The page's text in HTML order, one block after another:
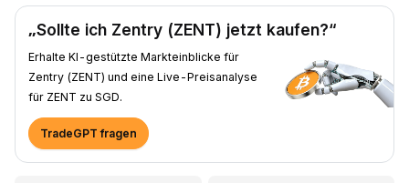
„Sollte ich Zentry (ZENT) jetzt kaufen?“
Erhalte KI-gestützte Markteinblicke für
Zentry (ZENT) und eine Live-Preisanalyse
für ZENT zu SGD.
TradeGPT fragen